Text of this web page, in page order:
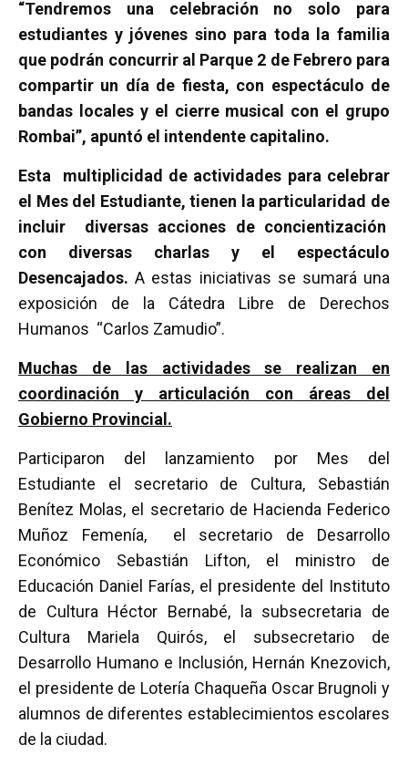
“Tendremos una celebración no solo para
estudiantes y jóvenes sino para toda la familia
que podrán concurrir al Parque 2 de Febrero para
compartir un día de fiesta, con espectáculo de
bandas locales y el cierre musical con el grupo
Rombai”, apuntó el intendente capitalino.
Esta multiplicidad de actividades para celebrar
el Mes del Estudiante, tienen la particularidad de
incluir diversas acciones de concientización
con diversas charlas y el espectáculo
Desencajados. A estas iniciativas se sumará una
exposición de la Cátedra Libre de Derechos
Humanos “Carlos Zamudio”.
Muchas de las actividades se realizan en
coordinación y articulación con áreas del
Gobierno Provincial.
Participaron del lanzamiento por Mes del
Estudiante el secretario de Cultura, Sebastián
Benítez Molas, el secretario de Hacienda Federico
Muñoz Femenía, el secretario de Desarrollo
Económico Sebastián Lifton, el ministro de
Educación Daniel Farías, el presidente del Instituto
de Cultura Héctor Bernabé, la subsecretaria de
Cultura Mariela Quirós, el subsecretario de
Desarrollo Humano e Inclusión, Hernán Knezovich,
el presidente de Lotería Chaqueña Oscar Brugnoli y
alumnos de diferentes establecimientos escolares
de la ciudad.